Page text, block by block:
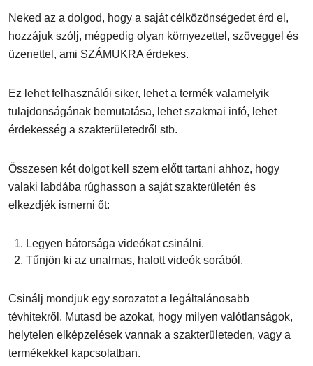
Neked az a dolgod, hogy a saját célközönségedet érd el,
hozzájuk szólj, mégpedig olyan környezettel, szöveggel és
üzenettel, ami SZÁMUKRA érdekes.
Ez lehet felhasználói siker, lehet a termék valamelyik
tulajdonságának bemutatása, lehet szakmai infó, lehet
érdekesség a szakterületedről stb.
Összesen két dolgot kell szem előtt tartani ahhoz, hogy
valaki labdába rúghasson a saját szakterületén és
elkezdjék ismerni őt:
Legyen bátorsága videókat csinálni.
Tűnjön ki az unalmas, halott videók sorából.
Csinálj mondjuk egy sorozatot a legáltalánosabb
tévhitekről. Mutasd be azokat, hogy milyen valótlanságok,
helytelen elképzelések vannak a szakterületeden, vagy a
termékekkel kapcsolatban.